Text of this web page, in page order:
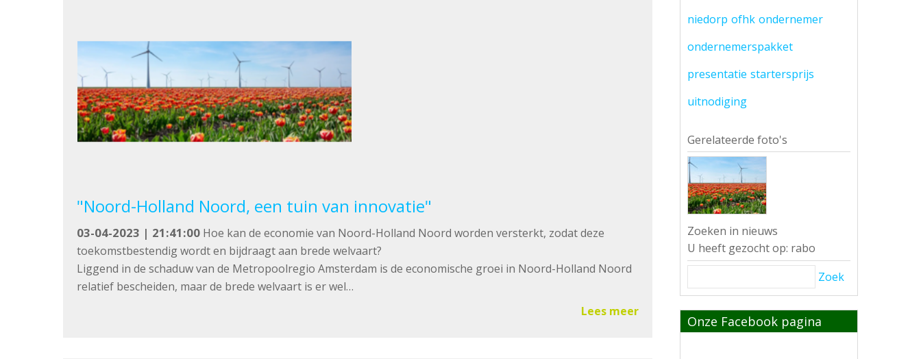
"Noord-Holland Noord, een tuin van innovatie"
03-04-2023 | 21:41:00 Hoe kan de economie van Noord-Holland Noord worden versterkt, zodat deze
toekomstbestendig wordt en bijdraagt aan brede welvaart?
Liggend in de schaduw van de Metropoolregio Amsterdam is de economische groei in Noord-Holland Noord
relatief bescheiden, maar de brede welvaart is er wel…
Lees meer
niedorp ofhk ondernemer
ondernemerspakket
presentatie startersprijs
uitnodiging
Gerelateerde foto's
Zoeken in nieuws
U heeft gezocht op: rabo
Zoek
Onze Facebook pagina